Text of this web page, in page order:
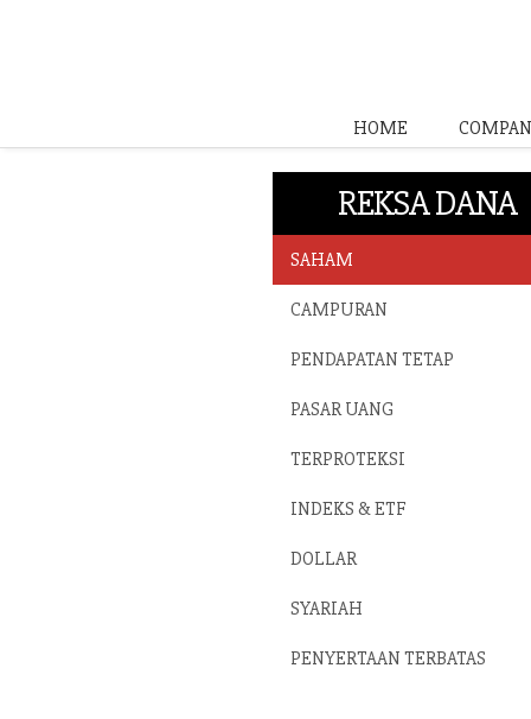
HOME
REKSA DANA
SAHAM
CAMPURAN
PENDAPATAN TETAP
PASAR UANG
TERPROTEKSI
INDEKS & ETF
DOLLAR
SYARIAH
PENYERTAAN TERBATAS